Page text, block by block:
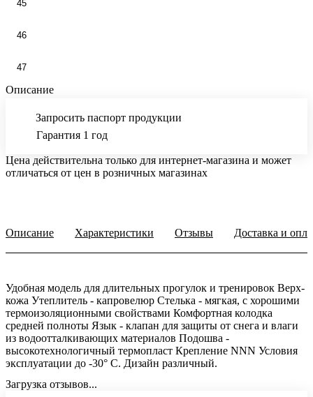
45
46
47
Описание
Запросить паспорт продукции
Гарантия 1 год
Цена действительна только для интернет-магазина и может
отличаться от цен в розничных магазинах
Описание Характеристики Отзывы Доставка и
Удобная модель для длительных прогулок и тренировок Верх-
кожа Утеплитель - капровелюр Стелька - мягкая, с хорошими
термоизоляционными свойствами Комфортная колодка
средней полноты Язык - клапан для защиты от снега и влаги
из водоотталкивающих материалов Подошва -
высокотехнологичный термопласт Крепление NNN Условия
эксплуатации до -30° С. Дизайн различный.
Загрузка отзывов...